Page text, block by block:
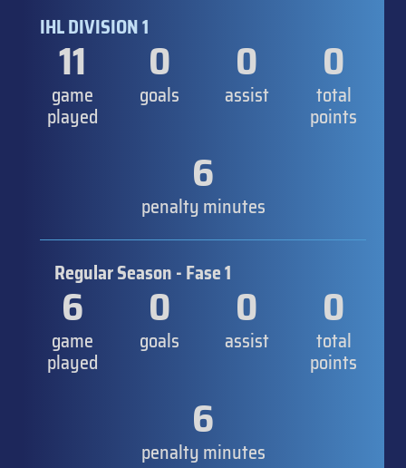
IHL DIVISION 1
11
game
played
0
goals
0
assist
0
total
points
6
penalty minutes
Regular Season - Fase 1
6
game
played
0
goals
0
assist
0
total
points
6
penalty minutes